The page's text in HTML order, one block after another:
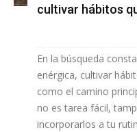
cultivar hábitos
En la búsqueda
enérgica, cultivar
como el camino
no es tarea fácil,
incorporarlos a tu